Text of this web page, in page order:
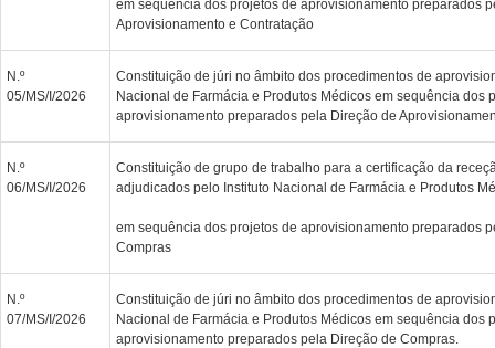
em sequência dos projetos de aprovisionamento preparados
Aprovisionamento e Contratação
N.º
05/MS/I/2026
Constituição de júri no âmbito dos procedimentos de
Nacional de Farmácia e Produtos Médicos em sequência dos
aprovisionamento preparados pela Direção de
N.º
06/MS/I/2026
Constituição de grupo de trabalho para a certificação da
adjudicados pelo Instituto Nacional de Farmácia e Produtos
em sequência dos projetos de aprovisionamento preparados
Compras
N.º
07/MS/I/2026
Constituição de júri no âmbito dos procedimentos de
Nacional de Farmácia e Produtos Médicos em sequência dos
aprovisionamento preparados pela Direção de Compras.